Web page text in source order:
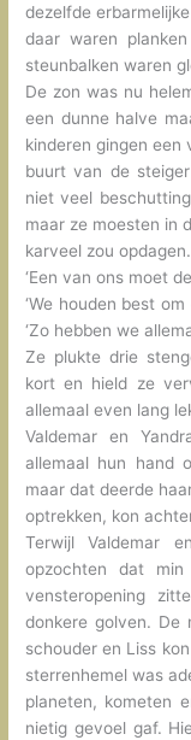
dezelfde
daar waren
steunbalken waren
De zon was nu
een dunne halve
kinderen gingen een
buurt van de
niet veel
maar ze moesten in
karveel zou opdagen.
‘Een van ons moet
‘We houden best
‘Zo hebben we
Ze plukte drie
kort en hield ze
allemaal even lang
Valdemar en
allemaal hun hand
maar dat deerde
optrekken, kon
Terwijl Valdemar
opzochten dat
vensteropening
donkere golven. De
schouder en Liss
sterrenhemel was
planeten, kometen
nietig gevoel gaf.